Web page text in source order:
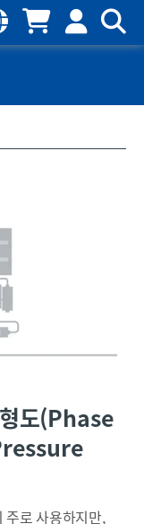
도(Phase
주로 사용하지만,